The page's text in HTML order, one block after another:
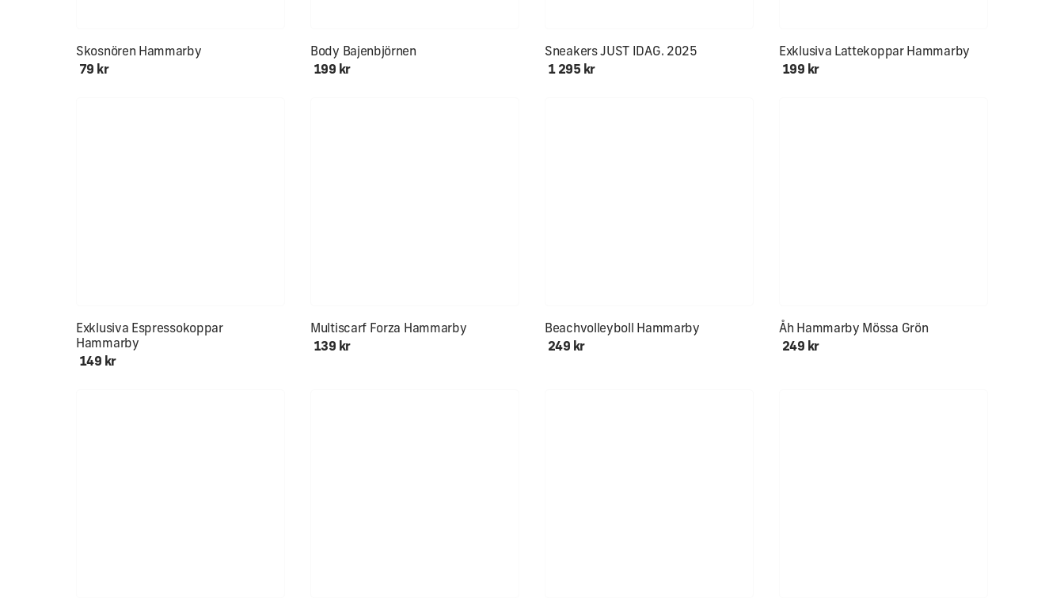
Skosnören Hammarby
79 kr
Body Bajenbjörnen
199 kr
Sneakers JUST IDAG. 2025
1 295 kr
Exklusiva Lattekoppar Hammarby
199 kr
Exklusiva Espressokoppar
Hammarby
149 kr
Multiscarf Forza Hammarby
139 kr
Beachvolleyboll Hammarby
249 kr
Åh Hammarby Mössa Grön
249 kr